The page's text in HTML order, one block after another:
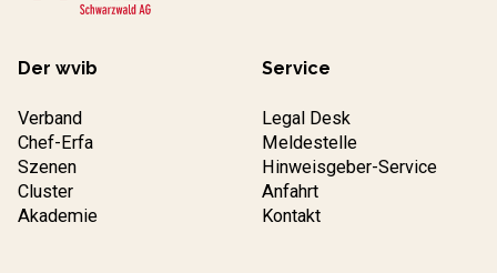
Der wvib
Verband
Chef-Erfa
Szenen
Cluster
Akademie
Service
Legal Desk
Meldestelle
Hinweisgeber-Service
Anfahrt
Kontakt